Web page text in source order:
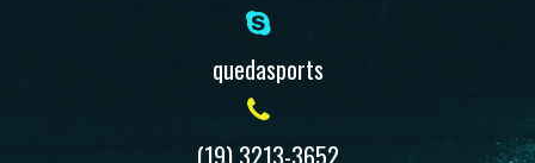
quedasports